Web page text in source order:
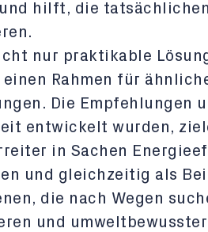
hilft, die tatsächlichen
nur praktikable
Rahmen für
Die Empfehlungen
entwickelt wurden,
in Sachen
und gleichzeitig als
die nach Wegen
und umweltbewusster